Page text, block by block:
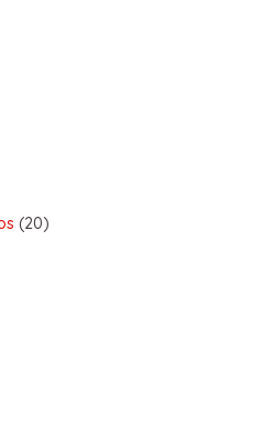
20